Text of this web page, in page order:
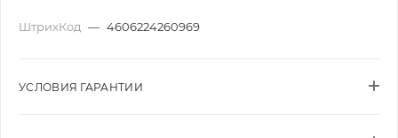
ШтрихКод — 4606224260969
УСЛОВИЯ ГАРАНТИИ